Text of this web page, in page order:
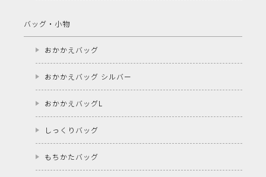
バッグ・小物
おかかえバッグ
おかかえバッグ シルバー
おかかえバッグL
しっくりバッグ
もちかたバッグ